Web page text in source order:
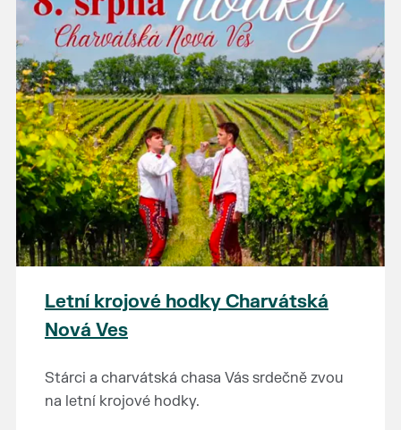
Letní krojové hodky Charvátská
Nová Ves
Stárci a charvátská chasa Vás srdečně zvou
na letní krojové hodky.